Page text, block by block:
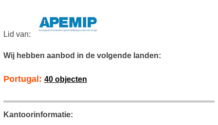
Lid van:
Wij hebben aanbod in de volgende landen:
Portugal: 40 objecten
Kantoorinformatie: